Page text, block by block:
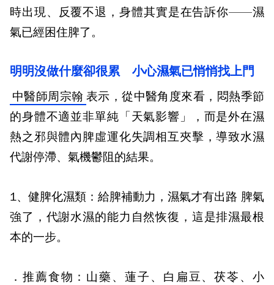
時出現、反覆不退，身體其實是在告訴你——濕
氣已經困住脾了。
明明沒做什麼卻很累 小心濕氣已悄悄找上門
中醫師周宗翰 表示，從中醫角度來看，悶熱季節
的身體不適並非單純「天氣影響」，而是外在濕
熱之邪與體內脾虛運化失調相互夾擊，導致水濕
代謝停滯、氣機鬱阻的結果。
1、健脾化濕類： 給脾補動力，濕氣才有出路 脾氣
強了，代謝水濕的能力自然恢復，這是排濕最根
本的一步。
．推薦食物：山藥、蓮子、白扁豆、茯苓、小